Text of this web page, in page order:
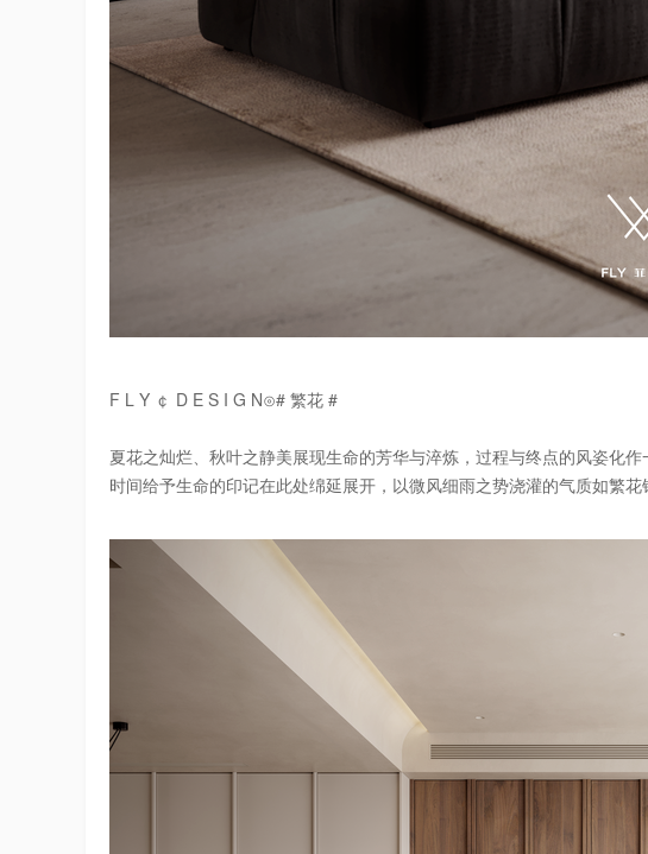
F L Y ￠ D E S I G N⊙# 繁花 #
夏花之灿烂、秋叶之静美展现生命的芳华与淬炼，过程与终点的风姿化
时间给予生命的印记在此处绵延展开，以微风细雨之势浇灌的气质如繁花